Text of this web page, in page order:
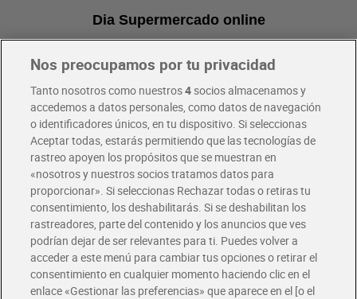
Dia Supermercado online
Pide hoy, recibe hoy
Envío gratis por compras superiores a 100€
Envío estandar por 4,99€
Glovo y Uber Eats
Solicita tu factura de Glovo o Uber Eats
Únete al CLUB Dia
Disfruta las ventajas y ofertas exclusivas.
Descárgate la APP Dia
Nos preocupamos por tu privacidad
Tanto nosotros como nuestros4socios almacenamos y
accedemos a datos personales, como datos de navegación
o identificadores únicos, en tu dispositivo. Si seleccionas
Aceptar todas, estarás permitiendo que las tecnologías de
rastreo apoyen los propósitos que se muestran en
«nosotros y nuestros socios tratamos datos para
proporcionar». Si seleccionas Rechazar todas o retiras tu
consentimiento, los deshabilitarás. Si se deshabilitan los
rastreadores, parte del contenido y los anuncios que ves
podrían dejar de ser relevantes para ti. Puedes volver a
acceder a este menú para cambiar tus opciones o retirar el
consentimiento en cualquier momento haciendo clic en el
enlace «Gestionar las preferencias» que aparece en el [o el